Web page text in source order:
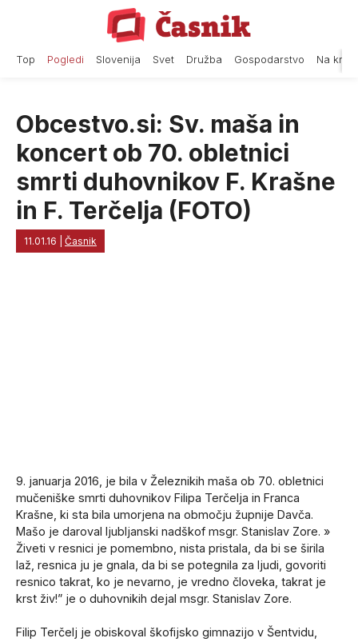
Top Pogledi Slovenija Svet Družba Gospodarstvo Na
Obcestvo.si: Sv. maša in
koncert ob 70. obletnici
smrti duhovnikov F. Krašne
in F. Terčelja (FOTO)
11.01.16 Časnik
9. januarja 2016, je bila v Železnikih maša ob 70. obletnici
mučeniške smrti duhovnikov Filipa Terčelja in Franca
Krašne, ki sta bila umorjena na območju župnije Davča.
Mašo je daroval ljubljanski nadškof msgr. Stanislav Zore. »
Živeti v resnici je pomembno, nista pristala, da bi se širila
laž, resnica ju je gnala, da bi se potegnila za ljudi, govoriti
resnico takrat, ko je nevarno, je vredno človeka, takrat je
krst živ!” je o duhovnikih dejal msgr. Stanislav Zore.
Filip Terčelj je obiskoval škofijsko gimnazijo v Šentvidu,